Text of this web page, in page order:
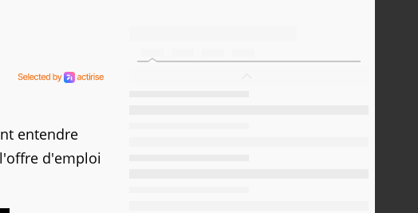
entendre
d'emploi